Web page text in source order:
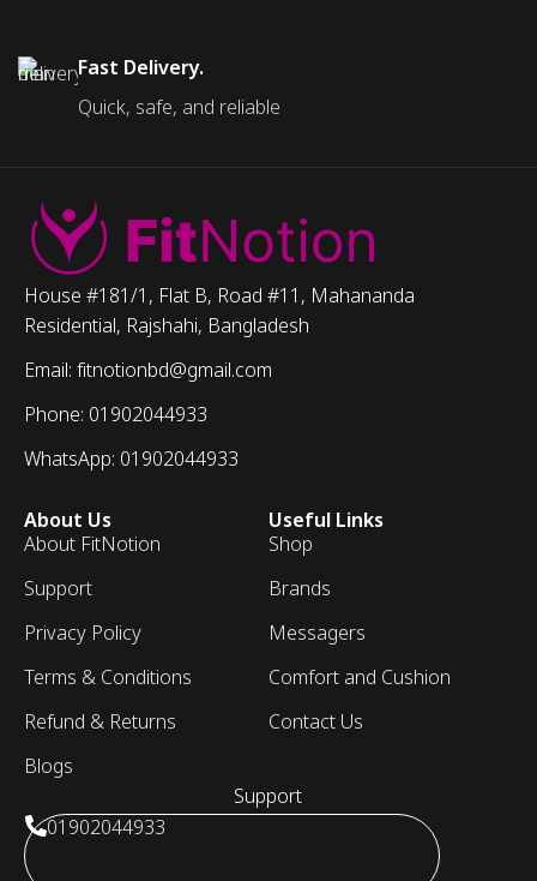
Fast Delivery.
Quick, safe, and reliable
House #181/1, Flat B, Road #11, Mahananda
Residential, Rajshahi, Bangladesh
Email: fitnotionbd@gmail.com
Phone: 01902044933
WhatsApp: 01902044933
About Us
About FitNotion
Support
Privacy Policy
Terms & Conditions
Refund & Returns
Blogs
Useful Links
Shop
Brands
Messagers
Comfort and Cushion
Contact Us
Support
01902044933